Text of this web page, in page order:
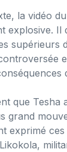
la vidéo
explosive. Il
supérieurs
que Tesha
grand
exprimé